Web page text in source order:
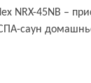
NRX-45NB –
саун